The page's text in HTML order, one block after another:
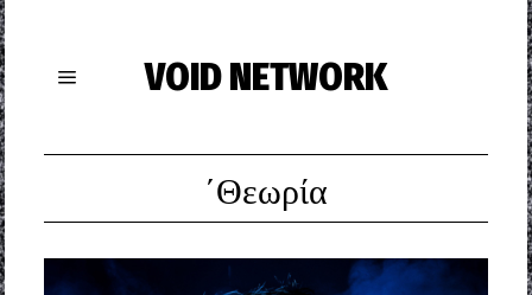
VOID NETWORK
΄Θεωρία